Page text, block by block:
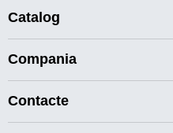
Catalog
Compania
Contacte